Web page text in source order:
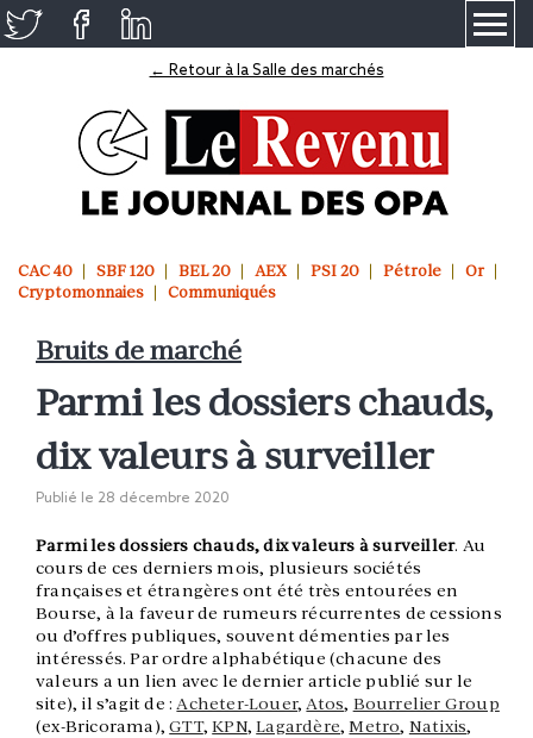
← Retour à la Salle des marchés
CAC 40 SBF 120 BEL 20 AEX PSI 20 Pétrole
Or
Cryptomonnaies
Communiqués
Bruits de marché
Parmi les dossiers chauds,
dix valeurs à surveiller
Publié le 28 décembre 2020
Parmi les dossiers chauds, dix valeurs à surveiller. Au
cours de ces derniers mois, plusieurs sociétés
françaises et étrangères ont été très entourées en
Bourse, à la faveur de rumeurs récurrentes de cessions
ou d’offres publiques, souvent démenties par les
intéressés. Par ordre alphabétique (chacune des
valeurs a un lien avec le dernier article publié sur le
site), il s’agit de : Acheter-Louer, Atos, Bourrelier Group
(ex-Bricorama),GTT,KPN,Lagardère, Metro, Natixis,